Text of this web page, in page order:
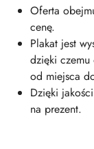
Oferta
cenę.
Plakat jest
dzięki
od miejsca
Dzięki
na prezent.